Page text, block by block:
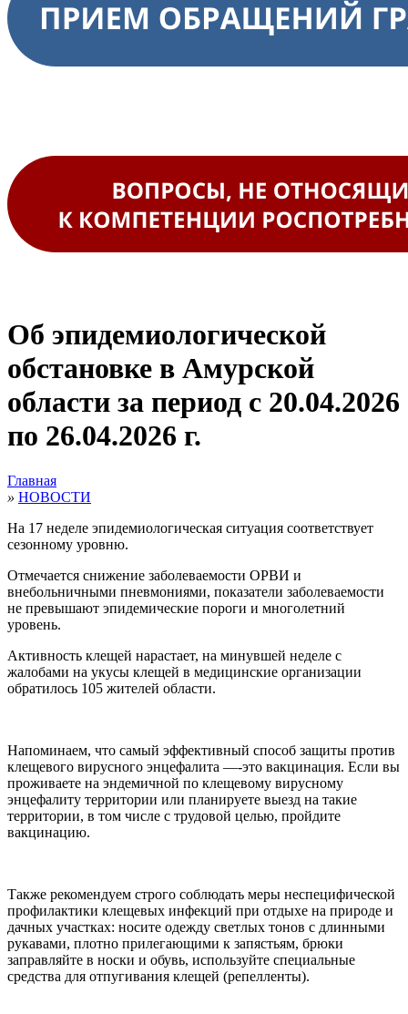
Об эпидемиологической
обстановке в Амурской
области за период с 20.04.2026
по 26.04.2026 г.
Главная
» НОВОСТИ
На 17 неделе эпидемиологическая ситуация соответствует
сезонному уровню.
Отмечается снижение заболеваемости ОРВИ и
внебольничными пневмониями, показатели заболеваемости
не превышают эпидемические пороги и многолетний
уровень.
Активность клещей нарастает, на минувшей неделе с
жалобами на укусы клещей в медицинские организации
обратилось 105 жителей области.
Напоминаем, что самый эффективный способ защиты против
клещевого вирусного энцефалита —-это вакцинация. Если вы
проживаете на эндемичной по клещевому вирусному
энцефалиту территории или планируете выезд на такие
территории, в том числе с трудовой целью, пройдите
вакцинацию.
Также рекомендуем строго соблюдать меры неспецифической
профилактики клещевых инфекций при отдыхе на природе и
дачных участках: носите одежду светлых тонов с длинными
рукавами, плотно прилегающими к запястьям, брюки
заправляйте в носки и обувь, используйте специальные
средства для отпугивания клещей (репелленты).